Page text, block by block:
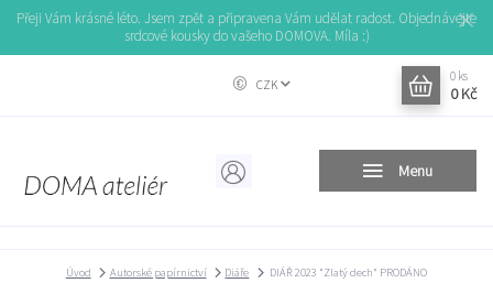
Přeji Vám krásné léto. Jsem zpět a připravena Vám udělat radost. Objednávejte
srdcové kousky do vašeho DOMOVA. Míla :)
Menu
CZK
0 ks
0 Kč
Úvod Autorské papírnictví Diáře DIÁŘ 2023 "Zlatý dech" PRODÁNO